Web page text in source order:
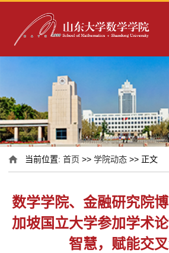
当前位置:首页 >>学院动态 >> 正文
数学学院、金融研究院
加坡国立大学参加学术
智慧，赋能交